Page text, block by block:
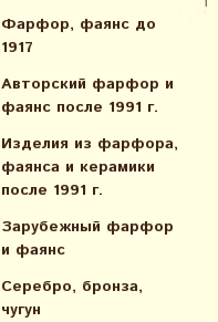
Фарфор, фаянс до
1917
Авторский фарфор и
фаянс после 1991 г.
Изделия из фарфора,
фаянса и керамики
после 1991 г.
Зарубежный фарфор
и фаянс
Серебро, бронза,
чугун